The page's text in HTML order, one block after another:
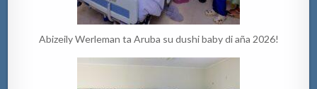
Abizeily Werleman ta Aruba su dushi baby di aña 2026!